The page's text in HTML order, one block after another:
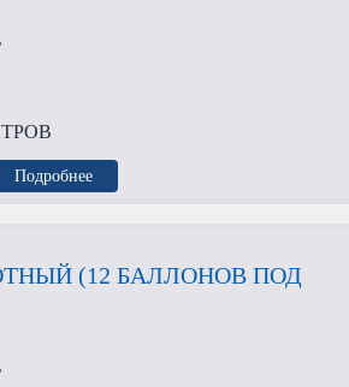
Подробнее
(12 БАЛЛОНОВ ПОД